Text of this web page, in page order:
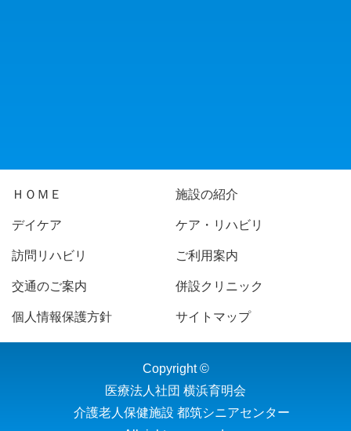
ＨＯＭＥ 施設の紹介
デイケア ケア・リハビリ
訪問リハビリ ご利用案内
交通のご案内 併設クリニック
個人情報保護方針 サイトマップ
Copyright ©
医療法人社団 横浜育明会
介護老人保健施設 都筑シニアセンター